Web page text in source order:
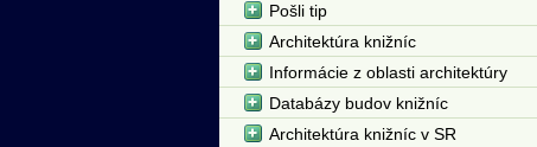
Pošli tip
Architektúra knižníc
Informácie z oblasti architektúry
Databázy budov knižníc
Architektúra knižníc v SR